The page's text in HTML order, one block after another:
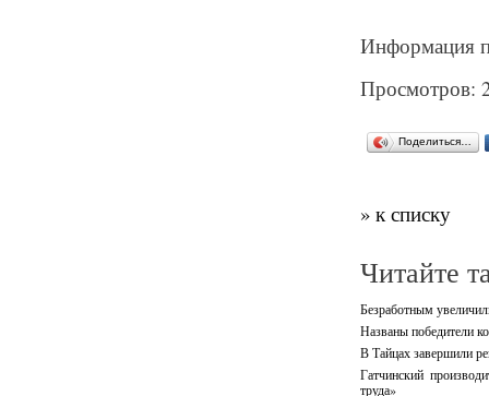
Информация
Просмотров:
Поделиться…
» к списку
Читайте
Безработным
Названы победители
В Тайцах завершили
Гатчинский
труда»